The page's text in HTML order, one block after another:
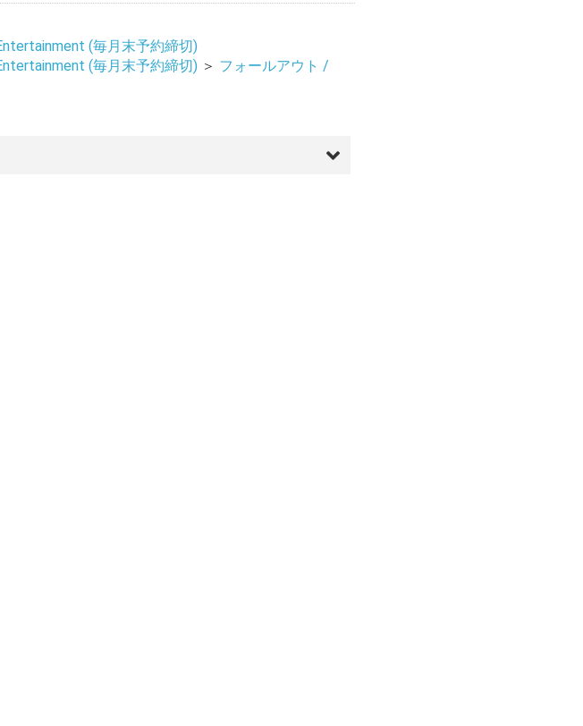
(毎月末予約締切)
(毎月末予約締切) ＞ フォールアウト /